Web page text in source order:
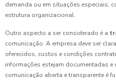
demanda ou em situações especiais,
estrutura organizacional.
Outro aspecto a ser considerado é a
comunicação. A empresa deve ser
oferecidos, custos e condições
informações estejam documentadas
comunicação aberta e transparente é